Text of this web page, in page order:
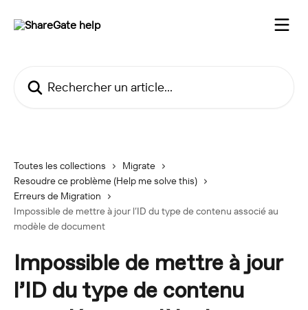
Toutes les collections
Migrate
Resoudre ce problème (Help me solve this)
Erreurs de Migration
Impossible de mettre à jour l’ID du type de contenu associé au
modèle de document
Impossible de mettre à jour
l’ID du type de contenu